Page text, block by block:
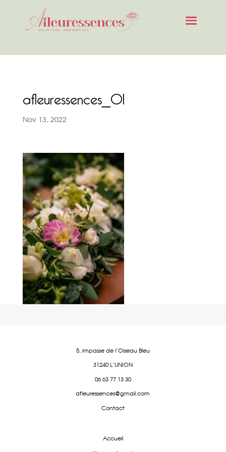
afleuressences_01
Nov 13, 2022
5, impasse de l'Oiseau Bleu
31240 L'UNION
06 63 77 13 30
afleuressences@gmail.com
Contact
Accueil